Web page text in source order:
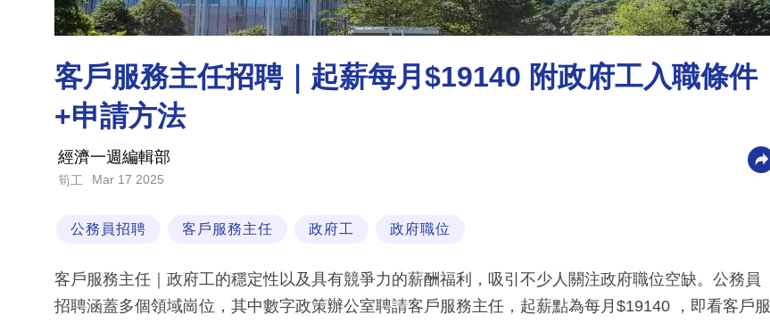
客戶服務主任招聘｜起薪每月$19140 附政府工入職條件
+申請方法
經濟一週編輯部
筍工 Mar 17 2025
公務員招聘 客戶服務主任 政府工 政府職位
客戶服務主任｜政府工的穩定性以及具有競爭力的薪酬福利，吸引不少人關注政府職位空缺。公務員
招聘涵蓋多個領域崗位，其中數字政策辦公室聘請客戶服務主任，起薪點為每月$19140 ，即看客戶服